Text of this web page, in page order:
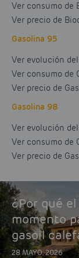
Ver consumo de
Ver precio de
Gasolina 95
Ver evolución
Ver consumo de
Ver precio de
Gasolina 98
Ver evolución
Ver consumo de
Ver precio de
¿Por qué
momento
gasoil
28 MAYO, 2026